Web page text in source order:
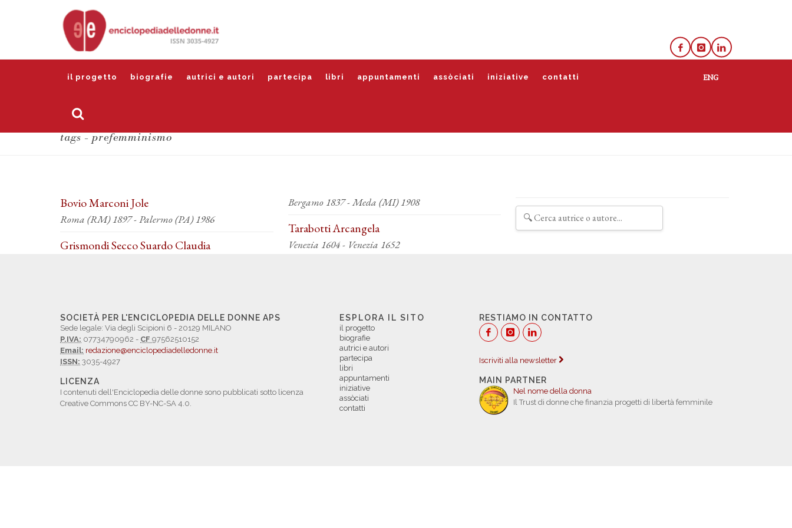
il progetto biografie autrici e autori partecipa libri appuntamenti assòciati iniziative contatti
tags - prefemminismo
Bovio Marconi Jole
Roma (RM) 1897 - Palermo (PA) 1986
Grismondi Secco Suardo Claudia
Bergamo 1837 - Meda (MI) 1908
Tarabotti Arcangela
Venezia 1604 - Venezia 1652
SOCIETÀ PER L'ENCICLOPEDIA DELLE DONNE APS
Sede legale: Via degli Scipioni 6 - 20129 MILANO
P.IVA: 07734790962 - CF 97562510152
Email: redazione@enciclopediadelledonne.it
ISSN: 3035-4927
LICENZA
I contenuti dell'Enciclopedia delle donne sono pubblicati sotto licenza
Creative Commons CC BY-NC-SA 4.0.
ESPLORA IL SITO
il progetto
biografie
autrici e autori
partecipa
libri
appuntamenti
iniziative
assòciati
contatti
RESTIAMO IN CONTATTO
Iscriviti alla newsletter
MAIN PARTNER
Nel nome della donna
Il Trust di donne che finanzia progetti di libertà femminile